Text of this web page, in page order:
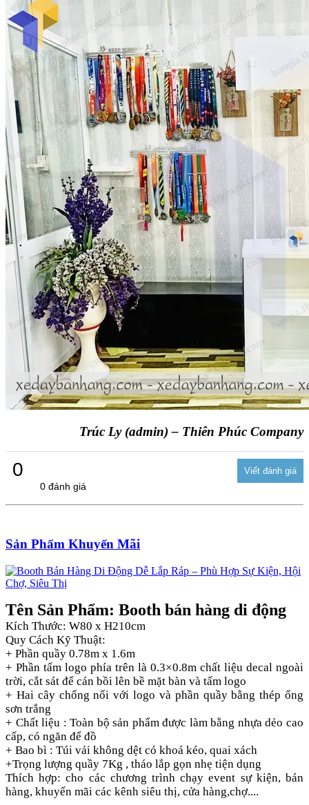
Trúc Ly (admin) – Thiên Phúc Company
0
0 đánh giá
Sản Phẩm Khuyến Mãi
Tên Sản Phẩm: Booth bán hàng di động
Kích Thước: W80 x H210cm
Quy Cách Kỹ Thuật:
+ Phần quầy 0.78m x 1.6m
+ Phần tấm logo phía trên là 0.3×0.8m chất liệu decal ngoài
trời, cắt sát để cán bồi lên bề mặt bàn và tấm logo
+ Hai cây chống nối với logo và phần quầy bằng thép ống
sơn trắng
+ Chất liệu : Toàn bộ sản phẩm được làm bằng nhựa dẻo cao
cấp, có ngăn để đồ
+ Bao bì : Túi vải không dệt có khoá kéo, quai xách
+Trọng lượng quầy 7Kg , tháo lắp gọn nhẹ tiện dụng
Thích hợp: cho các chương trình chạy event sự kiện, bán
hàng, khuyến mãi các kênh siêu thị, cửa hàng,chợ....